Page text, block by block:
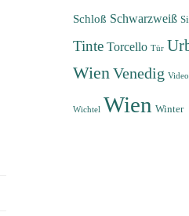
Schloß Schwarzweiß
Tinte Torcello Tür
Wien Venedig Video
Wichtel Wien Winter